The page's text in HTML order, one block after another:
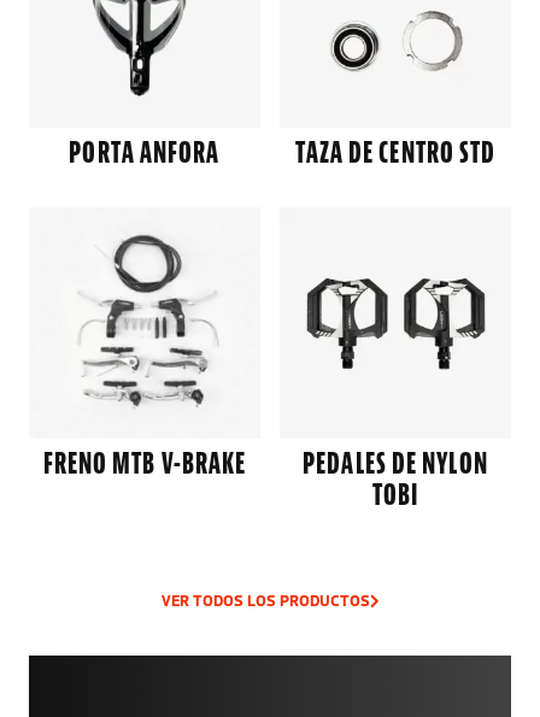
PORTA ANFORA TAZA DE CENTRO STD
FRENO MTB V-BRAKE PEDALES DE NYLON
TOBI
VER TODOS LOS PRODUCTOS